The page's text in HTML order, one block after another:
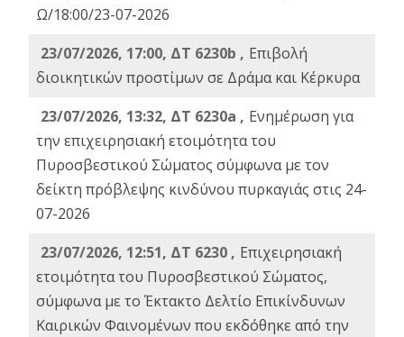
Ω/18:00/23-07-2026
23/07/2026, 17:00, ΔΤ 6230b , Επιβολή
διοικητικών προστίμων σε Δράμα και Κέρκυρα
23/07/2026, 13:32, ΔΤ 6230a , Ενημέρωση για
την επιχειρησιακή ετοιμότητα του
Πυροσβεστικού Σώματος σύμφωνα με τον
δείκτη πρόβλεψης κινδύνου πυρκαγιάς στις 24-
07-2026
23/07/2026, 12:51, ΔΤ 6230 , Επιχειρησιακή
ετοιμότητα του Πυροσβεστικού Σώματος,
σύμφωνα με το Έκτακτο Δελτίο Επικίνδυνων
Καιρικών Φαινομένων που εκδόθηκε από την